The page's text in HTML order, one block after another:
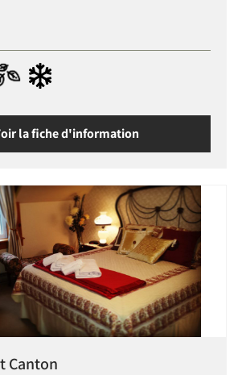
la fiche d'information
Canton